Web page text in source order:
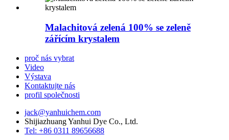
Malachitová zelená 100% se zeleně
zářícím krystalem
proč nás vybrat
Video
Výstava
Kontaktujte nás
profil společnosti
jack@yanhuichem.com
Shijiazhuang Yanhui Dye Co., Ltd.
Tel: +86 0311 89656688